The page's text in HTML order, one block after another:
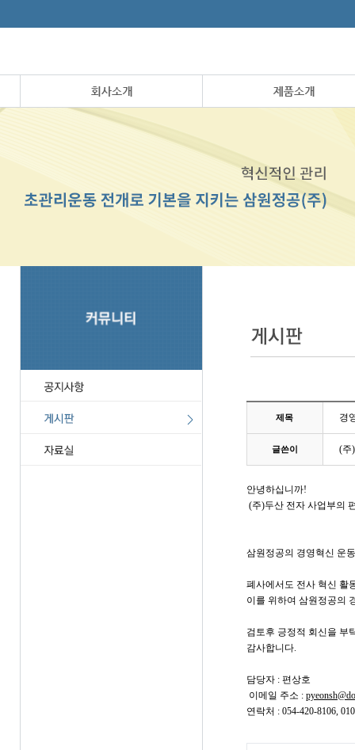
제목 경
글쓴이 (주
안녕하십니까!
(주)두산 전자 사업부의
삼원정공의 경영혁신 운
폐사에서도 전사 혁신 활
이를 위하여 삼원정공의
검토후 긍정적 회신을 부
감사합니다.
담당자 : 편상호
이메일 주소 :
연락처 : 054-420-8106,